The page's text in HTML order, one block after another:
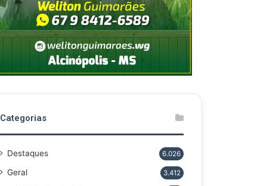
Categorias
Destaques 6.026
Geral 3.412